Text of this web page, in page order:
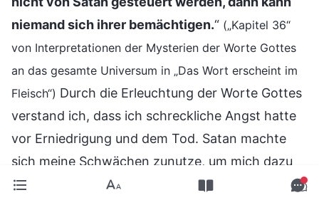
niemand sich ihrer bemächtigen.“ („Kapitel 36“
von Interpretationen der Mysterien der Worte Gottes
an das gesamte Universum in „Das Wort erscheint im
Fleisch“) Durch die Erleuchtung der Worte Gottes
verstand ich, dass ich schreckliche Angst hatte
vor Erniedrigung und dem Tod. Satan machte
sich meine Schwächen zunutze, um mich dazu
zu bringen, Gott zu verraten. Das war sein Trick.